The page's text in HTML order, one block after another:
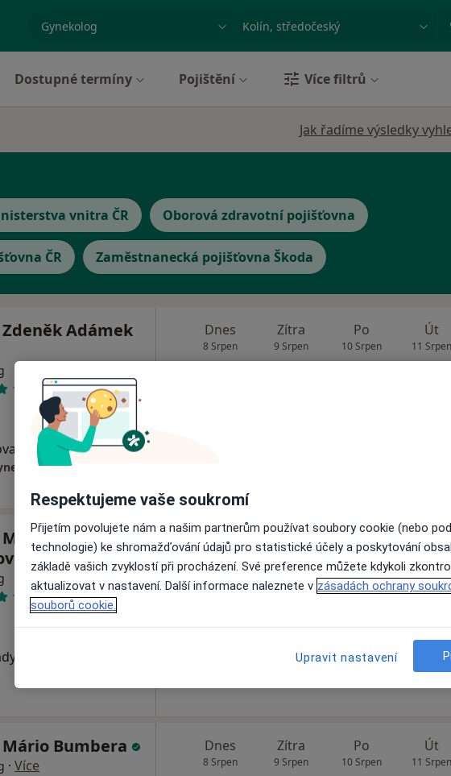
Město nebo region
Dostupné termíny Pojištění Více filtrů
Jak řadíme výsledky
vnitra ČR Oborová zdravotní pojišťovna
ČR Zaměstnanecká pojišťovna Škoda
Zdeněk Adámek
186 názorů
764, Kolín•Mapa
Dnes
8 Srpen
Zítra
9 Srpen
Po
10 Srpen
Út
11 Srpen
Monika
16 názorů
Dnes
8 Srpen
Zítra
9 Srpen
Po
10 Srpen
Út
11 Srpen
Mário Bumbera
· Více
Dnes
8 Srpen
Zítra
9 Srpen
Po
10 Srpen
Út
11 Srpen
Respektujeme vaše soukromí
Přijetím povolujete nám a našim partnerům používat soubory cookie (nebo
technologie) ke shromažďování údajů pro statistické účely a poskytování
základě vašich zvyklostí při procházení. Své preference můžete kdykoli
aktualizovat v nastavení. Další informace naleznete v zásadách ochrany
souborů cookie.
Upravit nastavení